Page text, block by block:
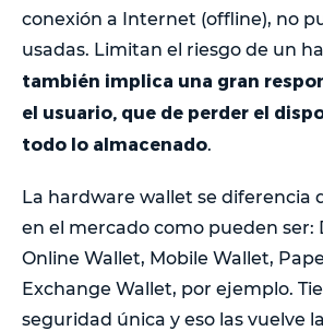
conexión a Internet (offline), no
usadas. Limitan el riesgo de un
también implica una gran
el usuario, que de perder el
todo lo almacenado.
La hardware wallet se diferencia
en el mercado como pueden ser:
Online Wallet, Mobile Wallet,
Exchange Wallet, por ejemplo.
seguridad única y eso las vuelve